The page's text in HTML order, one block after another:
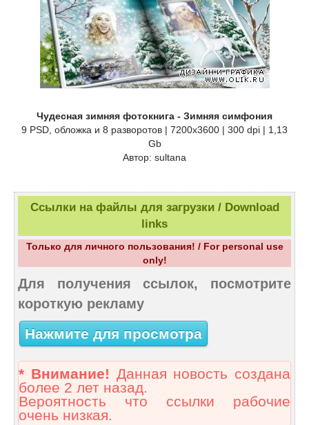
Чудесная зимняя фотокнига - Зимняя симфония
9 PSD, обложка и 8 разворотов | 7200x3600 | 300 dpi | 1,13
Gb
Автор: sultana
Ссылки на файлы для загрузки / Download
links
Только для личного пользования! / For personal use
only!
Для получения ссылок, посмотрите
короткую рекламу
Нажмите для просмотра
* Внимание! Данная новость создана
более 2 лет назад.
Вероятность что ссылки рабочие
очень низкая.